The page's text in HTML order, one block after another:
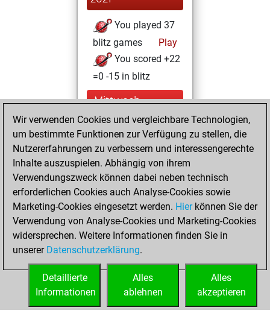
You played 37
blitz games
Play
You scored +22
=0 -15 in blitz
Mittwoch,
Dezember 30,
2020
You won
against Fritz
Fritz
You achieved a
BeautyScore of 7
You achieved a
new Elo of 1608
You created
your Fritz account
Wir verwenden Cookies und vergleichbare Technologien,
um bestimmte Funktionen zur Verfügung zu stellen, die
Nutzererfahrungen zu verbessern und interessengerechte
Inhalte auszuspielen. Abhängig von ihrem
Verwendungszweck können dabei neben technisch
erforderlichen Cookies auch Analyse-Cookies sowie
Marketing-Cookies eingesetzt werden. Hierkönnen Sie der
Verwendung von Analyse-Cookies und Marketing-Cookies
widersprechen. Weitere Informationen finden Sie in
unserer Datenschutzerklärung.
Alles
akzeptieren
Alles
ablehnen
Detaillierte
Informationen